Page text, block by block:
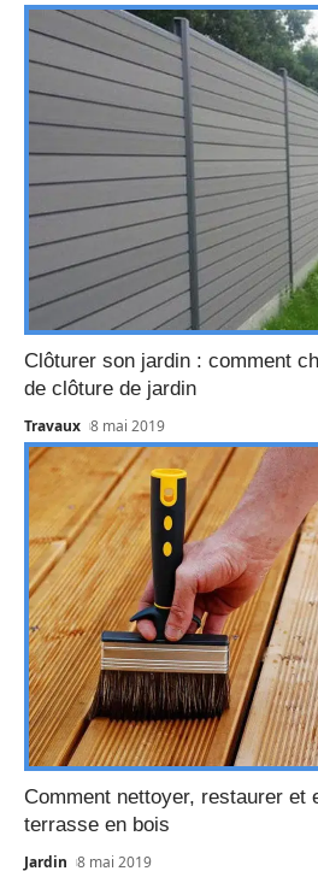
Clôturer son jardin : comment
de clôture de jardin
Travaux 8 mai 2019
Comment nettoyer, restaurer et
terrasse en bois
Jardin 8 mai 2019